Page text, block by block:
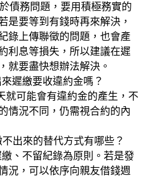
債務問題，要用積極務實的
是要等到有錢時再來解決，
錄上傳聯徵的問題，也會產
利息等損失，所以建議在遲
就要盡快想辦法解決。
遲繳要收違約金嗎？
就可能會有違約金的產生，不
情況不同，仍需視合約的內
出來的替代方式有哪些？
、不留紀錄為原則。若是發
況，可以依序向親友借錢週